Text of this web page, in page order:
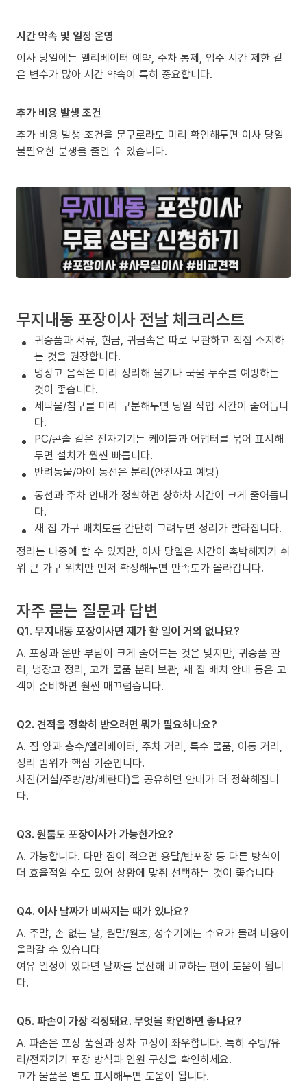
시간 약속 및 일정 운영
이사 당일에는 엘리베이터 예약, 주차 통제, 입주 시간 제한 같
은 변수가 많아 시간 약속이 특히 중요합니다.
추가 비용 발생 조건
추가 비용 발생 조건을 문구로라도 미리 확인해두면 이사 당일
불필요한 분쟁을 줄일 수 있습니다.
무지내동 포장이사 전날 체크리스트
귀중품과 서류, 현금, 귀금속은 따로 보관하고 직접 소지하
는 것을 권장합니다.
냉장고 음식은 미리 정리해 물기나 국물 누수를 예방하는
것이 좋습니다.
세탁물/침구를 미리 구분해두면 당일 작업 시간이 줄어듭니
다.
PC/콘솔 같은 전자기기는 케이블과 어댑터를 묶어 표시해
두면 설치가 훨씬 빠릅니다.
반려동물/아이 동선은 분리(안전사고 예방)
동선과 주차 안내가 정확하면 상하차 시간이 크게 줄어듭니
다.
새 집 가구 배치도를 간단히 그려두면 정리가 빨라집니다.
정리는 나중에 할 수 있지만, 이사 당일은 시간이 촉박해지기 쉬
워 큰 가구 위치만 먼저 확정해두면 만족도가 올라갑니다.
자주 묻는 질문과 답변
Q1. 무지내동 포장이사면 제가 할 일이 거의 없나요?
A. 포장과 운반 부담이 크게 줄어드는 것은 맞지만, 귀중품 관
리, 냉장고 정리, 고가 물품 분리 보관, 새 집 배치 안내 등은 고
객이 준비하면 훨씬 매끄럽습니다.
Q2. 견적을 정확히 받으려면 뭐가 필요하나요?
A. 짐 양과 층수/엘리베이터, 주차 거리, 특수 물품, 이동 거리,
정리 범위가 핵심 기준입니다.
사진(거실/주방/방/베란다)을 공유하면 안내가 더 정확해집니
다.
Q3. 원룸도 포장이사가 가능한가요?
A. 가능합니다. 다만 짐이 적으면 용달/반포장 등 다른 방식이
더 효율적일 수도 있어 상황에 맞춰 선택하는 것이 좋습니다
Q4. 이사 날짜가 비싸지는 때가 있나요?
A. 주말, 손 없는 날, 월말/월초, 성수기에는 수요가 몰려 비용이
올라갈 수 있습니다
여유 일정이 있다면 날짜를 분산해 비교하는 편이 도움이 됩니
다.
Q5. 파손이 가장 걱정돼요. 무엇을 확인하면 좋나요?
A. 파손은 포장 품질과 상차 고정이 좌우합니다. 특히 주방/유
리/전자기기 포장 방식과 인원 구성을 확인하세요.
고가 물품은 별도 표시해두면 도움이 됩니다.